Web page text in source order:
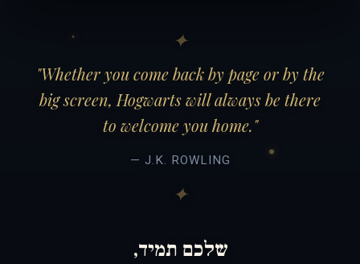
"Whether you come back by page or by the
big screen, Hogwarts will always be there
to welcome you home."
— J.K. ROWLING
שלכם תמיד,